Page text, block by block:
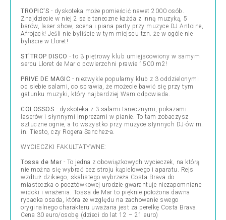
TROPIC'S - dyskoteka może pomieścić nawet 2000 osób.
Znajdziecie w niej 2 sale taneczne każda z inną muzyką, 5
barów, laser show, scena i piana party przy muzyce DJ Antoine,
Afrojack! Jeśli nie byliście w tym miejscu tzn. że w ogóle nie
byliście w Lloret!
ST'TROP DISCO - to 3 piętrowy klub umiejscowiony w samym
sercu Lloret de Mar o powierzchni prawie 1500 m2!
PRIVE DE MAGIC - niezwykle popularny klub z 3 oddzielonymi
od siebie salami, co sprawia, że możecie bawić się przy tym
gatunku muzyki, który najbardziej Wam odpowiada.
COLOSSOS - dyskoteka z 3 salami tanecznymi, pokazami
laserów i słynnymi imprezami w pianie. To tam zobaczysz
sztuczne ognie, a to wszystko przy muzyce słynnych DJ-ów m.
in. Tiesto, czy Rogera Sanchez-a.
WYCIECZKI FAKULTATYWNE:
Tossa de Mar - To jedna z obowiązkowych wycieczek, na którą
nie można się wybrać bez stroju kąpielowego i aparatu. Rejs
wzdłuż dzikiego, skalistego wybrzeża Costa Brava do
miasteczka o pocztówkowej urodzie gwarantuje niezapomniane
widoki i wrażenia. Tossa de Mar to pięknie położona dawna
rybacka osada, która ze względu na zachowanie swego
oryginalnego charakteru uważana jest za perełkę Costa Brava.
Cena 30 euro/osobę (dzieci do lat 12 – 21 euro)